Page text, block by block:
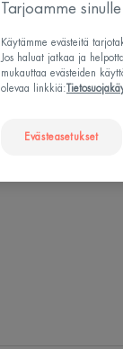
Tarjoamme
Käytämme evästeitä
Jos haluat jatkaa ja
mukauttaa evästeiden
olevaa linkkiä:
Evästeasetukset